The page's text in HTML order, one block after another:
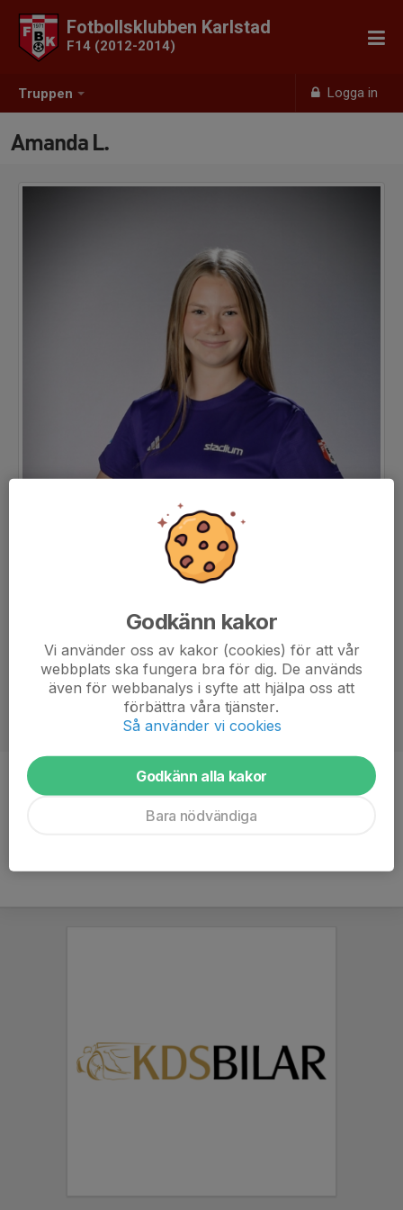
Truppen Logga in
Fotbollsklubben Karlstad
F14 (2012-2014)
Amanda L.
Ålder
Godkänn kakor
Vi använder oss av kakor (cookies) för att vår
webbplats ska fungera bra för dig. De används
även för webbanalys i syfte att hjälpa oss att
förbättra våra tjänster.
Så använder vi cookies
Godkänn alla kakor
Bara nödvändiga